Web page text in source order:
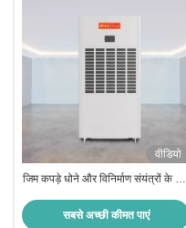
वीडियो
जिम कपड़े धोने और विनिर्माण संयंत्रों के लिए
सबसे अच्छी कीमत पाएं